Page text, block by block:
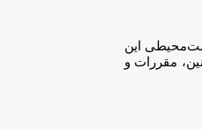
این
مقررات و